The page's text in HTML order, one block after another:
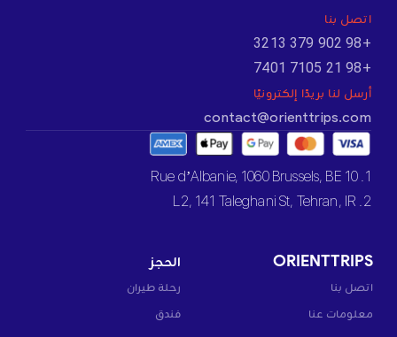
اتصل بنا
+98 902 379 3213
+98 21 7105 7401
أرسل لنا بريدًا إلكترونيًا
contact@orienttrips.com
1. 10 Rue d’Albanie, 1060 Brussels, BE
2. L2, 141 Taleghani St, Tehran, IR
ORIENTTRIPS
اتصل بنا
معلومات عنا
الحجز
رحلة طيران
فندق